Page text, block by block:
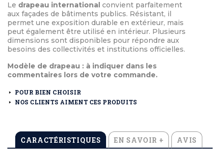
Le drapeau international convient parfaitement
aux façades de bâtiments publics. Résistant, il
permet une exposition durable en extérieur, mais
peut également être utilisé en intérieur. Plusieurs
dimensions sont disponibles pour répondre aux
besoins des collectivités et institutions officielles.
Modèle de drapeau : à indiquer dans les
commentaires lors de votre commande.
POUR BIEN CHOISIR
NOS CLIENTS AIMENT CES PRODUITS
CARACTÉRISTIQUES EN SAVOIR + AVIS